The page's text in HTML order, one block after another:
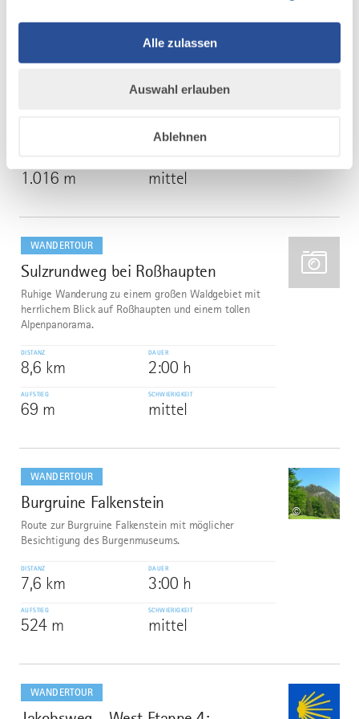
Alle zulassen
Auswahl erlauben
Ablehnen
Siebnach - Ettringen - Türkheim - Bad Wörishofen -
Schöneschach - Osterlauchdorf - Helchenried
Rettenbach - Eheim - Hofs - Guggenberg -...
21:59 h
1.016 m mittel
WANDERTOUR
5
Sulzrundweg bei Roßhaupten
Ruhige Wanderung zu einem großen Waldgebiet mit
herrlichem Blick auf Roßhaupten und einem tollen
Alpenpanorama.
DISTANZ
8,6 km
DAUER
2:00 h
AUFSTIEG
69 m
SCHWIERIGKEIT
mittel
dazu
WANDERTOUR
6
Burgruine Falkenstein
©
Route zur Burgruine Falkenstein mit möglicher
Besichtigung des Burgenmuseums.
DISTANZ
7,6 km
DAUER
3:00 h
AUFSTIEG
524 m
SCHWIERIGKEIT
mittel
dazu
WANDERTOUR
7
dazu